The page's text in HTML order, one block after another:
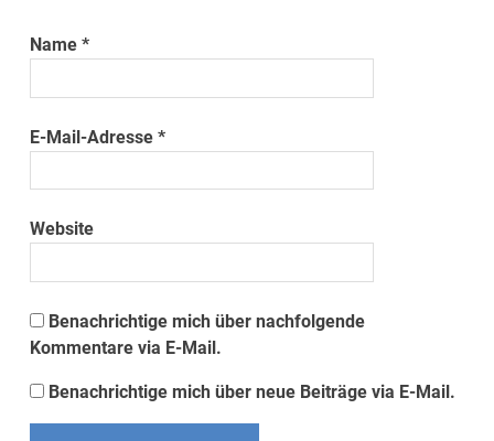
Name*
E-Mail-Adresse*
Website
Benachrichtige mich über nachfolgende
Kommentare via E-Mail.
Benachrichtige mich über neue Beiträge via E-Mail.